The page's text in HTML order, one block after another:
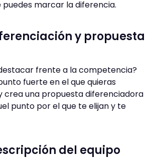
puedes marcar la diferencia.
y propuesta
frente a la competencia?
fuerte en el que quieras
crea una propuesta diferenciadora
punto por el que te elijan y te
del equipo